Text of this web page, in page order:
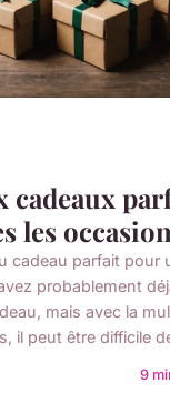
cadeaux
les
cadeau parfait pour
probablement
mais avec la
il peut être difficile
9